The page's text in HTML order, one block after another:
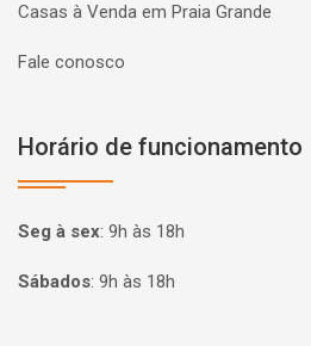
Casas à Venda em Praia Grande
Fale conosco
Horário de funcionamento
Seg à sex: 9h às 18h
Sábados: 9h às 18h